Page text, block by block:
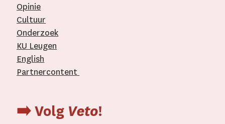
Opinie
Cultuur
Onderzoek
KU Leugen
English
Partnercontent
➡️ Volg Veto!